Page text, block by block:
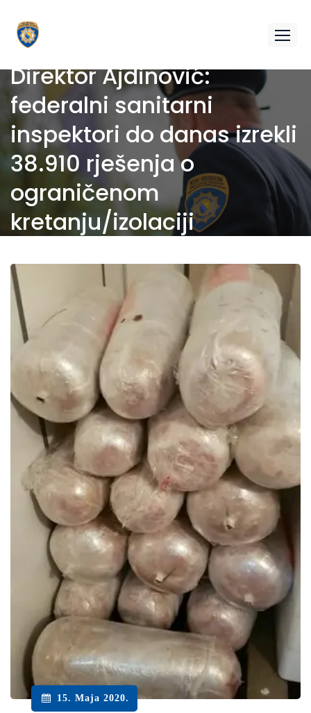
Direktor Ajdinović:
federalni sanitarni
inspektori do danas izrekli
38.910 rješenja o
ograničenom
kretanju/izolaciji
15. Maja 2020.